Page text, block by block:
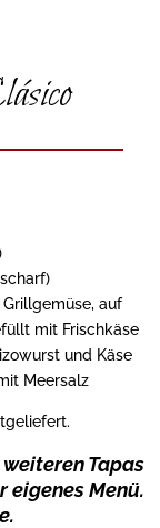
auf
mit Frischkäse
und Käse
Meersalz
Tapas
eigenes Menü.